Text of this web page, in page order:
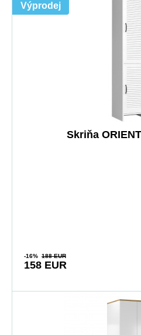
Výprodej
Skriňa
-16% 188 EUR
158 EUR